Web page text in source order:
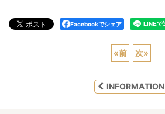
Facebookでシェア
«前 次»
INFORMATION